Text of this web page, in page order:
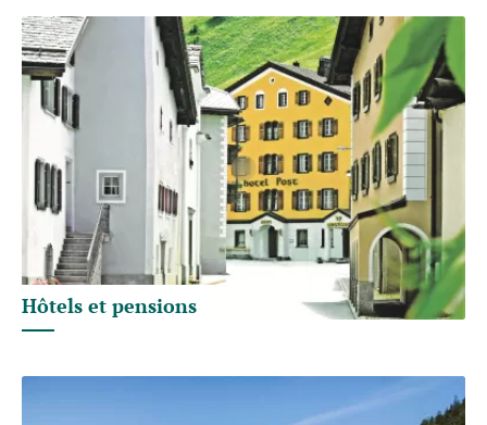
Hôtels et pensions